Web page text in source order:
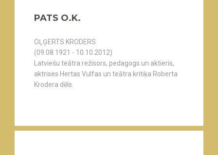
PATS O.K.
OĻĢERTS KRODERS
(09.08.1921 - 10.10.2012)
Latviešu teātra režisors, pedagogs un aktieris,
aktrises Hertas Vulfas un teātra kritiķa Roberta
Krodera dēls.